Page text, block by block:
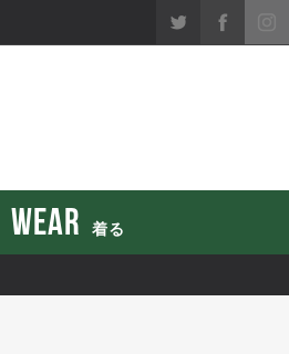
WEAR 着る